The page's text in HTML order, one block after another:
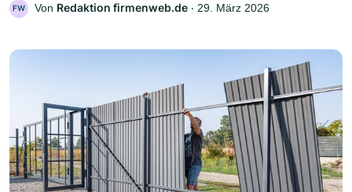
FW Von Redaktion firmenweb.de ‧ 29. März 2026